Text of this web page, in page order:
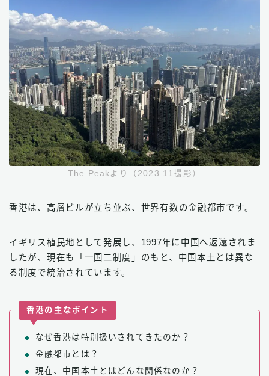
The Peakより（2023.11撮影）
香港は、高層ビルが立ち並ぶ、世界有数の金融都市です。
イギリス植民地として発展し、1997年に中国へ返還されま
したが、現在も「一国二制度」のもと、中国本土とは異な
る制度で統治されています。
香港の主なポイント
なぜ香港は特別扱いされてきたのか？
金融都市とは？
現在、中国本土とはどんな関係なのか？